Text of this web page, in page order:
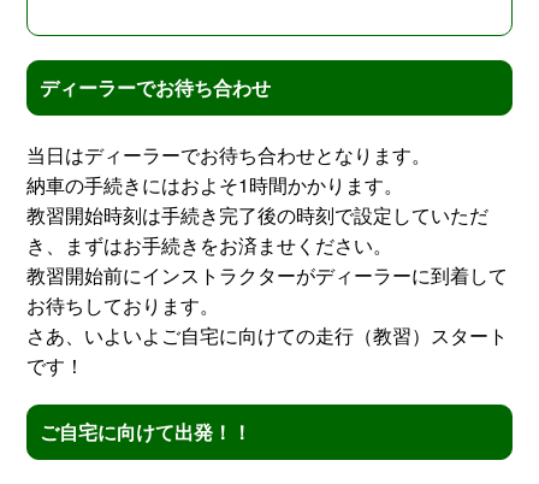
ディーラーでお待ち合わせ
当日はディーラーでお待ち合わせとなります。
納車の手続きにはおよそ1時間かかります。
教習開始時刻は手続き完了後の時刻で設定していただ
き、まずはお手続きをお済ませください。
教習開始前にインストラクターがディーラーに到着して
お待ちしております。
さあ、いよいよご自宅に向けての走行（教習）スタート
です！
ご自宅に向けて出発！！